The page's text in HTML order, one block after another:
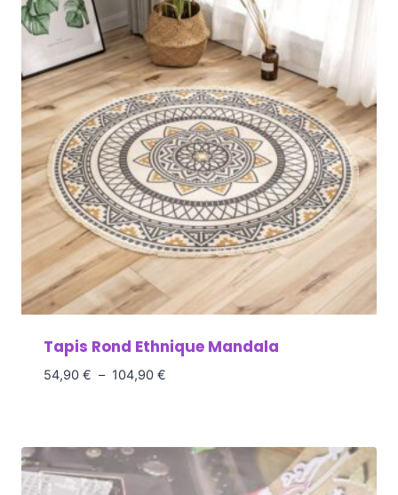
Tapis Rond Ethnique Mandala
54,90 € – 104,90 €